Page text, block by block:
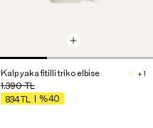
Kalp yaka fitilli triko elbise + 1
1.390TL
834TL %40